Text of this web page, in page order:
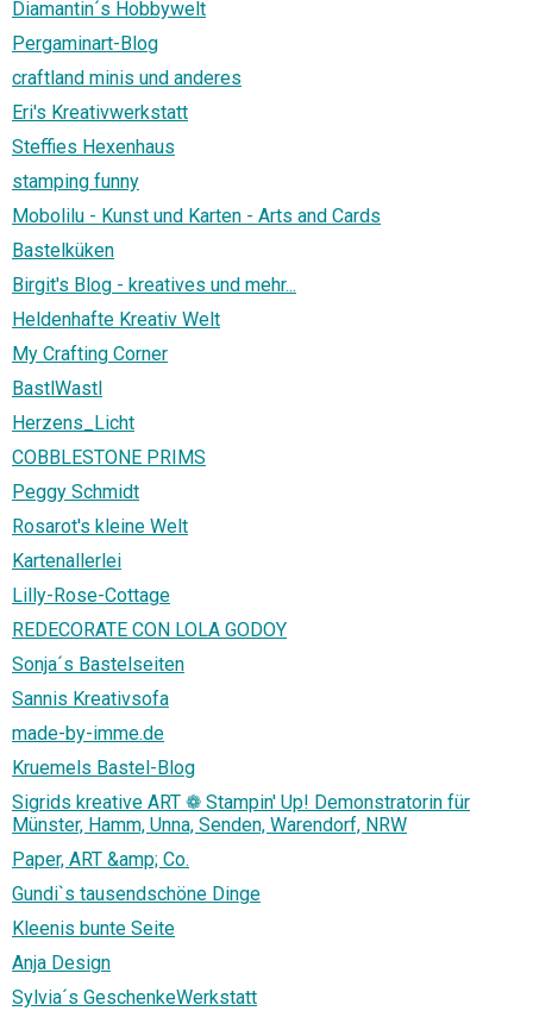
Diamantin´s Hobbywelt
Pergaminart-Blog
craftland minis und anderes
Eri's Kreativwerkstatt
Steffies Hexenhaus
stamping funny
Mobolilu - Kunst und Karten - Arts and Cards
Bastelküken
Birgit's Blog - kreatives und mehr...
Heldenhafte Kreativ Welt
My Crafting Corner
BastlWastl
Herzens_Licht
COBBLESTONE PRIMS
Peggy Schmidt
Rosarot's kleine Welt
Kartenallerlei
Lilly-Rose-Cottage
REDECORATE CON LOLA GODOY
Sonja´s Bastelseiten
Sannis Kreativsofa
made-by-imme.de
Kruemels Bastel-Blog
Sigrids kreative ART ❁ Stampin' Up! Demonstratorin für
Münster, Hamm, Unna, Senden, Warendorf, NRW
Paper, ART &amp; Co.
Gundi`s tausendschöne Dinge
Kleenis bunte Seite
Anja Design
Sylvia´s GeschenkeWerkstatt